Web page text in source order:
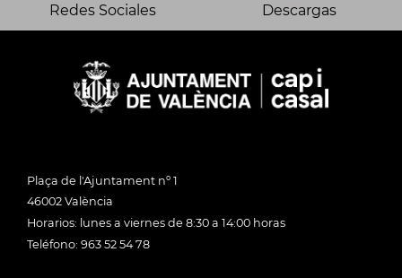
Redes Sociales Descargas
Plaça de l'Ajuntament nº 1
46002 València
Horarios: lunes a viernes de 8:30 a 14:00 horas
Teléfono: 963 52 54 78